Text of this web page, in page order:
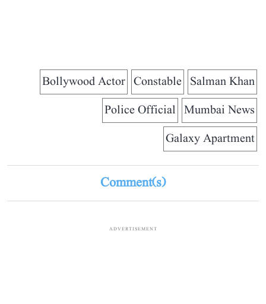
Salman Khan
Constable
Bollywood Actor
Mumbai News
Police Official
Galaxy Apartment
Comment(s)
ADVERTISEMENT